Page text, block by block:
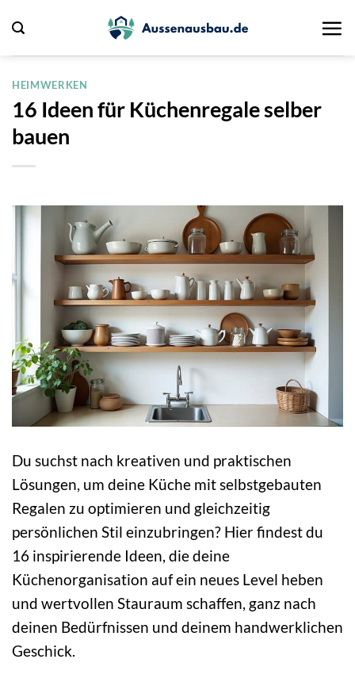
Inhalt
springen
HEIMWERKEN
16 Ideen für Küchenregale selber
bauen
Du suchst nach kreativen und praktischen
Lösungen, um deine Küche mit selbstgebauten
Regalen zu optimieren und gleichzeitig
persönlichen Stil einzubringen? Hier findest du
16 inspirierende Ideen, die deine
Küchenorganisation auf ein neues Level heben
und wertvollen Stauraum schaffen, ganz nach
deinen Bedürfnissen und deinem handwerklichen
Geschick.